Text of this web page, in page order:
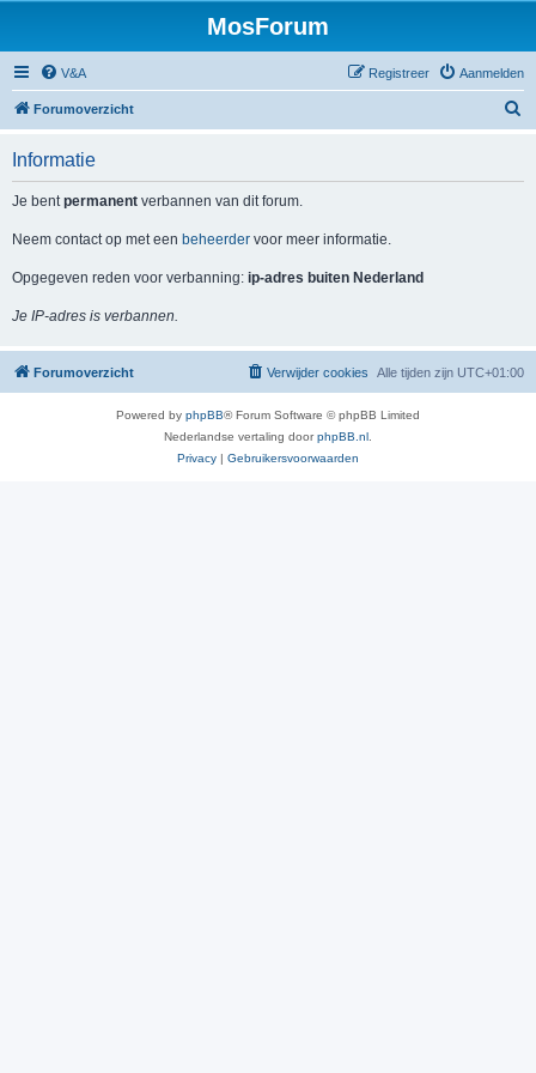
MosForum
V&A Aanmelden
Registreer
Forumoverzicht
Informatie
Je bentpermanent verbannen van dit forum.
Neem contact op met een beheerder voor meer informatie.
Opgegeven reden voor verbanning: ip-adres buiten Nederland
Je IP-adres is verbannen.
Forumoverzicht Alle tijden zijn UTC+01:00
Verwijder cookies
Powered by phpBB® Forum Software © phpBB Limited
Nederlandse vertaling doorphpBB.nl
Privacy | Gebruikersvoorwaarden